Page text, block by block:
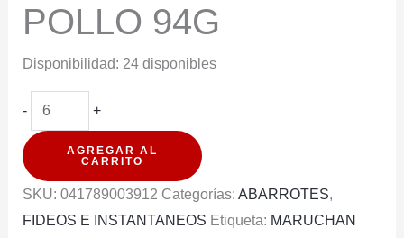
POLLO 94G
Disponibilidad: 24 disponibles
-
MARUCHAN
BOWL
POLLO
94G
+
AGREGAR AL
CARRITO
SKU: 041789003912 Categorías: ABARROTES,
FIDEOS E INSTANTANEOS Etiqueta: MARUCHAN